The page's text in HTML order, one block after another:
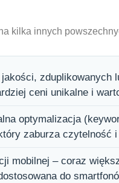
kilka innych
zduplikowanych
ceni unikalne i
optymalizacja
zaburza czytelność
mobilnej – coraz
do